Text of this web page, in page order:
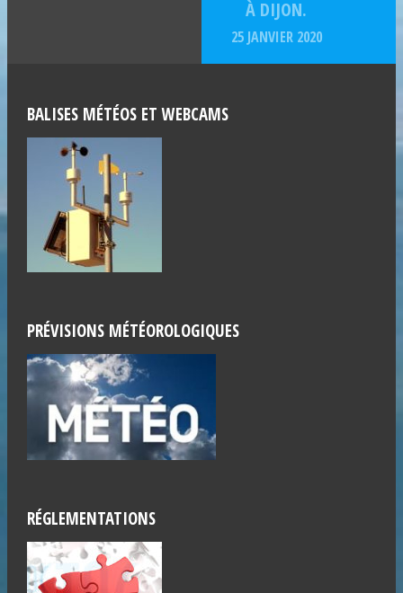
À DIJON.
25 JANVIER 2020
BALISES MÉTÉOS ET WEBCAMS
PRÉVISIONS MÉTÉOROLOGIQUES
RÉGLEMENTATIONS